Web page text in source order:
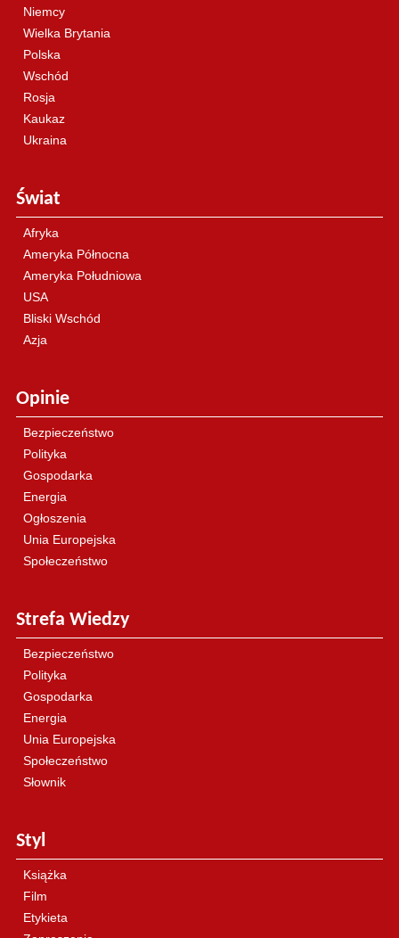
Niemcy
Wielka Brytania
Polska
Wschód
Rosja
Kaukaz
Ukraina
Świat
Afryka
Ameryka Północna
Ameryka Południowa
USA
Bliski Wschód
Azja
Opinie
Bezpieczeństwo
Polityka
Gospodarka
Energia
Ogłoszenia
Unia Europejska
Społeczeństwo
Strefa Wiedzy
Bezpieczeństwo
Polityka
Gospodarka
Energia
Unia Europejska
Społeczeństwo
Słownik
Styl
Książka
Film
Etykieta